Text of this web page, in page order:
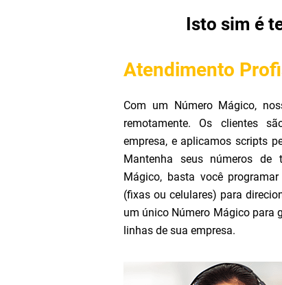
Isto sim é
Atendimento
Com um Número Mágico,
remotamente. Os clientes
empresa, e aplicamos scripts
Mantenha seus números de
Mágico, basta você
(fixas ou celulares) para
um único Número Mágico para
linhas de sua empresa.